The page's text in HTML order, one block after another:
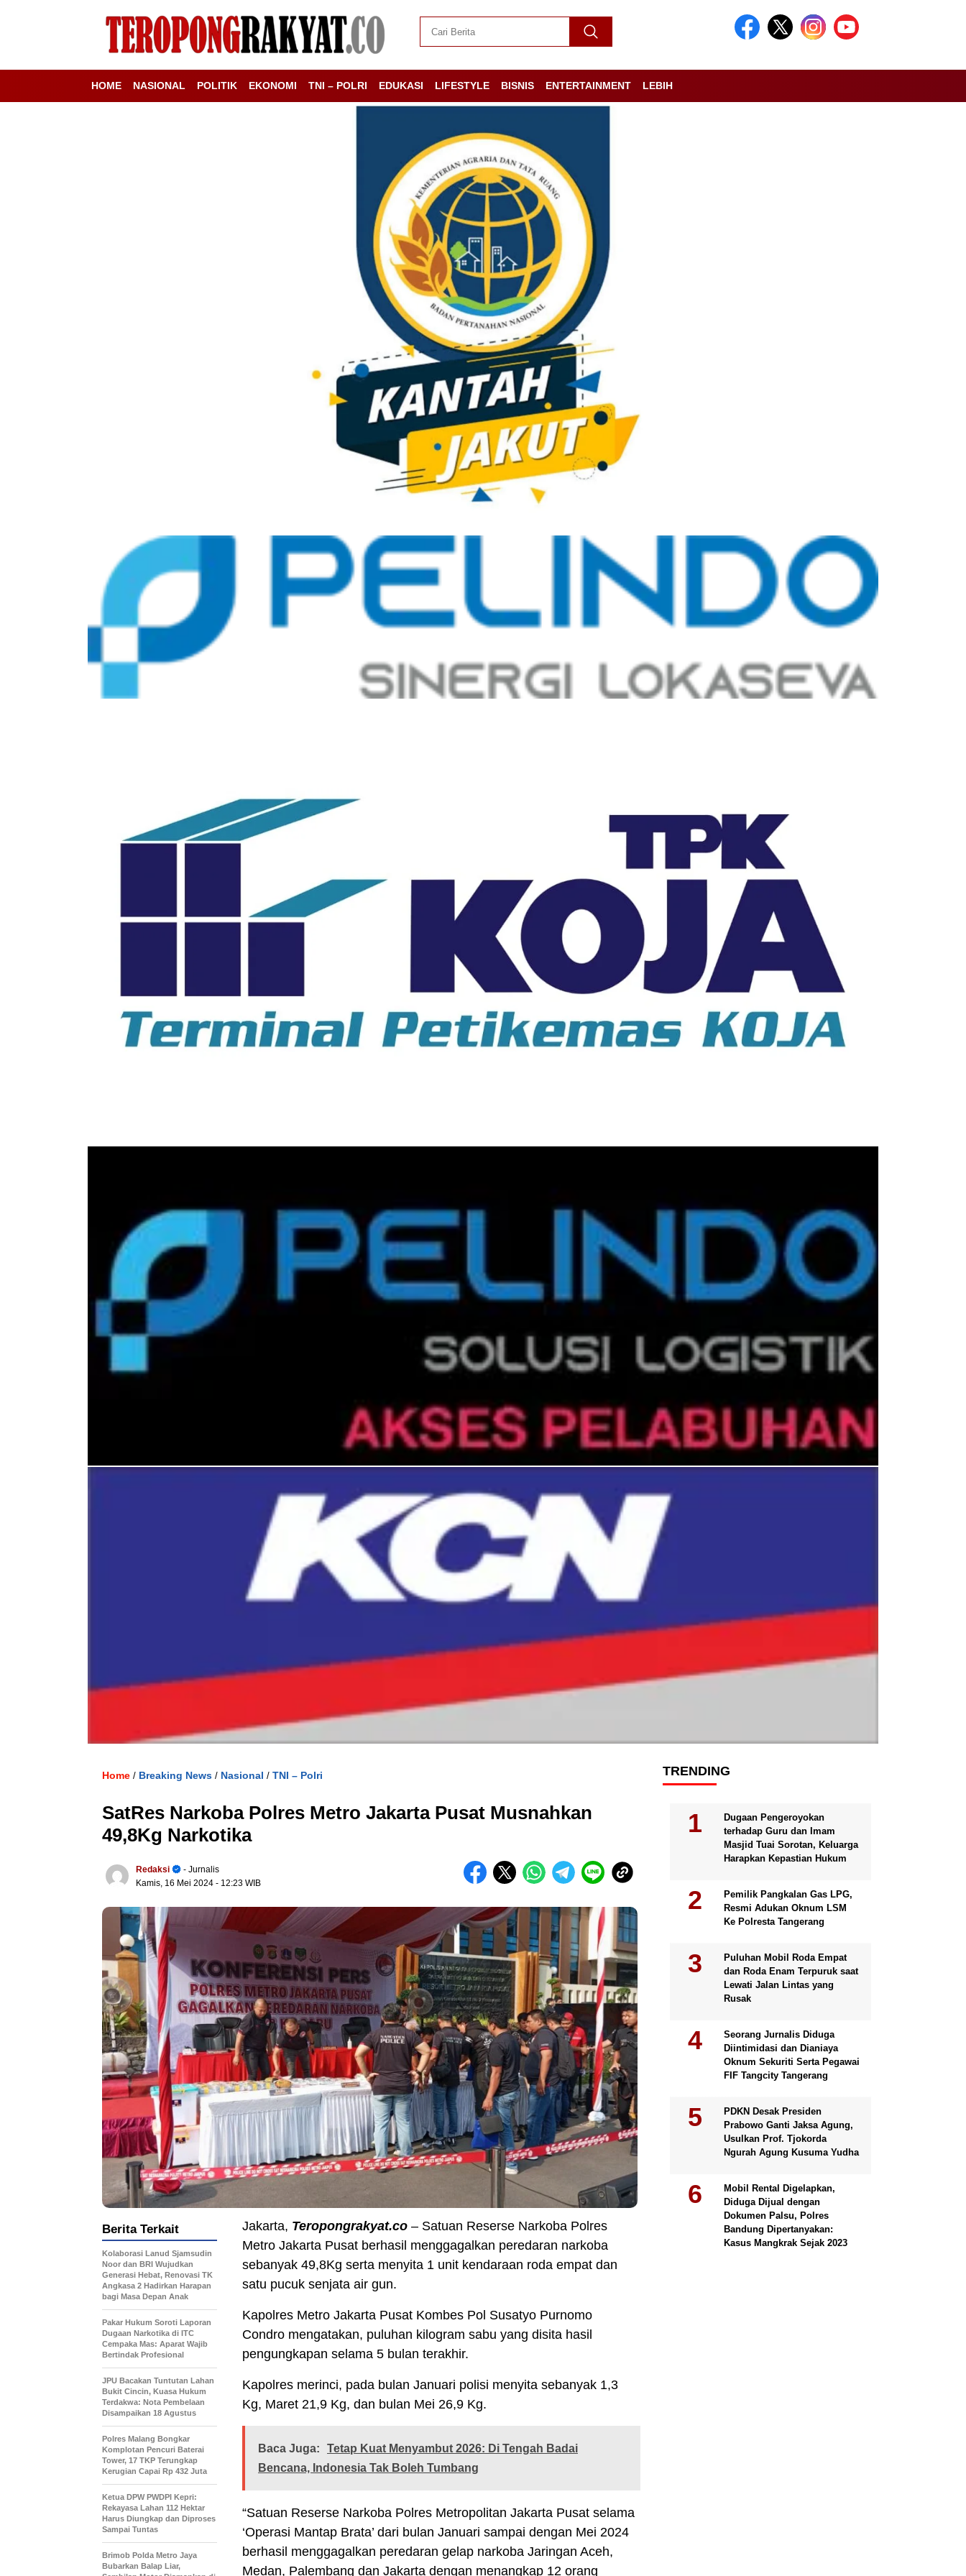
HOME NASIONAL POLITIK EKONOMI TNI – POLRI EDUKASI LIFESTYLE BISNIS ENTERTAINMENT LEBIH
Home / Breaking News / Nasional / TNI – Polri
SatRes Narkoba Polres Metro Jakarta Pusat Musnahkan
49,8Kg Narkotika
Redaksi
- Jurnalis
Kamis, 16 Mei 2024 - 12:23 WIB
Jakarta, Teropongrakyat.co – Satuan Reserse Narkoba Polres
Metro Jakarta Pusat berhasil menggagalkan peredaran narkoba
sebanyak 49,8Kg serta menyita 1 unit kendaraan roda empat dan
satu pucuk senjata air gun.
Kapolres Metro Jakarta Pusat Kombes Pol Susatyo Purnomo
Condro mengatakan, puluhan kilogram sabu yang disita hasil
pengungkapan selama 5 bulan terakhir.
Kapolres merinci, pada bulan Januari polisi menyita sebanyak 1,3
Kg, Maret 21,9 Kg, dan bulan Mei 26,9 Kg.
Baca Juga:
Tetap Kuat Menyambut 2026: Di Tengah Badai
Bencana, Indonesia Tak Boleh Tumbang
“Satuan Reserse Narkoba Polres Metropolitan Jakarta Pusat selama
‘Operasi Mantap Brata’ dari bulan Januari sampai dengan Mei 2024
berhasil menggagalkan peredaran gelap narkoba Jaringan Aceh,
Medan, Palembang dan Jakarta dengan menangkap 12 orang
Berita Terkait
Kolaborasi Lanud Sjamsudin
Noor dan BRI Wujudkan
Generasi Hebat, Renovasi TK
Angkasa 2 Hadirkan Harapan
bagi Masa Depan Anak
Pakar Hukum Soroti Laporan
Dugaan Narkotika di ITC
Cempaka Mas: Aparat Wajib
Bertindak Profesional
JPU Bacakan Tuntutan Lahan
Bukit Cincin, Kuasa Hukum
Terdakwa: Nota Pembelaan
Disampaikan 18 Agustus
Polres Malang Bongkar
Komplotan Pencuri Baterai
Tower, 17 TKP Terungkap
Kerugian Capai Rp 432 Juta
Ketua DPW PWDPI Kepri:
Rekayasa Lahan 112 Hektar
Harus Diungkap dan Diproses
Sampai Tuntas
Brimob Polda Metro Jaya
Bubarkan Balap Liar,
TRENDING
Dugaan Pengeroyokan
terhadap Guru dan Imam
Masjid Tuai Sorotan, Keluarga
Harapkan Kepastian Hukum
Pemilik Pangkalan Gas LPG,
Resmi Adukan Oknum LSM
Ke Polresta Tangerang
Puluhan Mobil Roda Empat
dan Roda Enam Terpuruk saat
Lewati Jalan Lintas yang
Rusak
Seorang Jurnalis Diduga
Diintimidasi dan Dianiaya
Oknum Sekuriti Serta Pegawai
FIF Tangcity Tangerang
PDKN Desak Presiden
Prabowo Ganti Jaksa Agung,
Usulkan Prof. Tjokorda
Ngurah Agung Kusuma Yudha
Mobil Rental Digelapkan,
Diduga Dijual dengan
Dokumen Palsu, Polres
Bandung Dipertanyakan:
Kasus Mangkrak Sejak 2023